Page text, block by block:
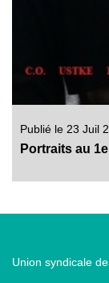
Publié le 23 Juil
Portraits au
Union syndicale